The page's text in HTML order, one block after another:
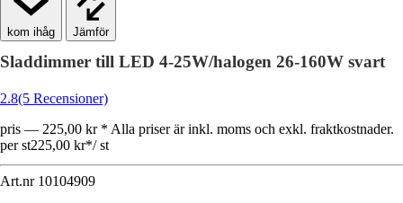
Jämför
Sladdimmer till LED 4-25W/halogen 26-160W svart
2.8(5 Recensioner)
pris — 225,00 kr * Alla priser är inkl. moms och exkl. fraktkostnader.
per st225,00 kr*/ st
Art.nr 10104909